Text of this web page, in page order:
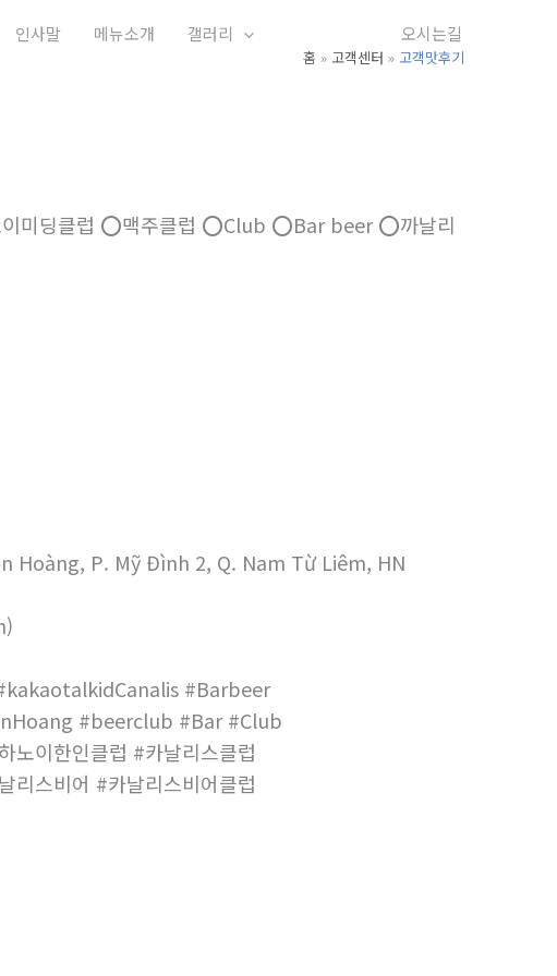
인사말 메뉴소개 갤러리 오시는길
홈 고객센터 고객맛후기
딩클럽 ⭕️맥주클럽 ⭕️Club ⭕️Bar beer ⭕️까날리
Hoàng, P. Mỹ Đình 2, Q. Nam Từ Liêm, HN
#Barbeer
#beerclub #Bar #Club
노이한인클럽 #카날리스클럽
리스비어 #카날리스비어클럽